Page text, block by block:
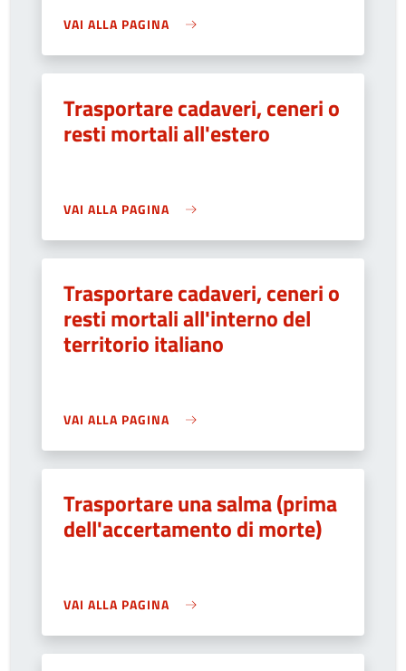
VAI ALLA PAGINA
Trasportare cadaveri, ceneri o
resti mortali all'estero
VAI ALLA PAGINA
Trasportare cadaveri, ceneri o
resti mortali all'interno del
territorio italiano
VAI ALLA PAGINA
Trasportare una salma (prima
dell'accertamento di morte)
VAI ALLA PAGINA